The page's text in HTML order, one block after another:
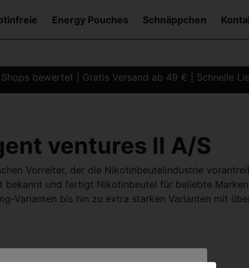
Energy Pouches Schnäppchen
bewertet | Gratis Versand ab 49 € | Schnelle
ventures II A/S
Vorreiter, der die Nikotinbeutelindustrie
und fertigt Nikotinbeutel für beliebte Marken
Varianten bis hin zu extra starken Varianten mit